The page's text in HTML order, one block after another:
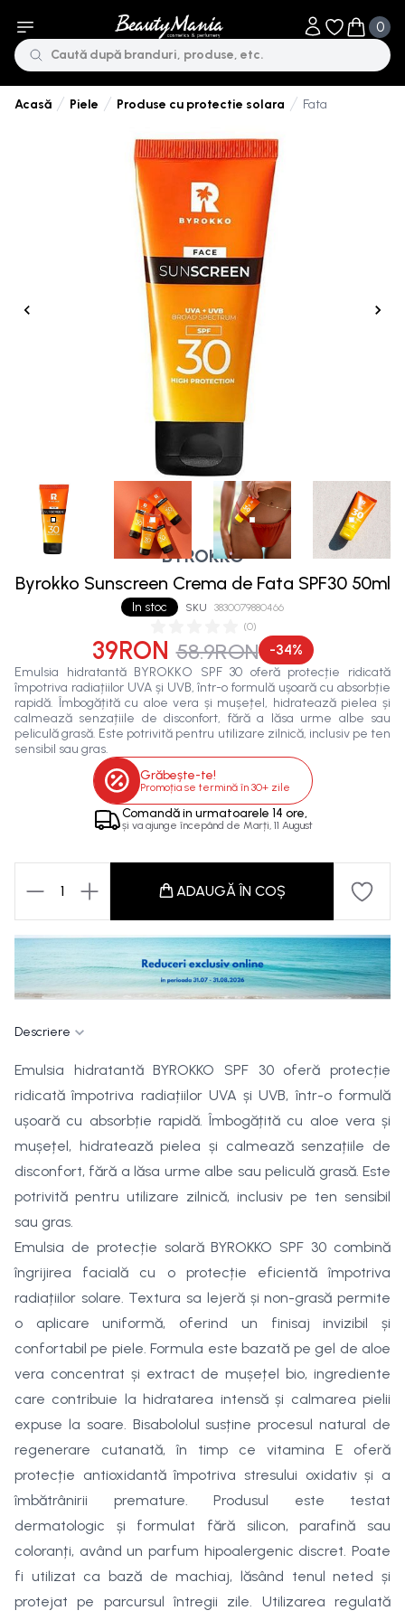
Obiecte în
0
Obiecte
Acasă Piele Produse cu protectie solara Fata
(0)
In stoc SKU 3830079880466
BYROKKO
Byrokko Sunscreen Crema de Fata SPF30 50ml
39RON 58.9RON -34%
Emulsia hidratantă BYROKKO SPF 30 oferă protecție ridicată
împotriva radiațiilor UVA și UVB, într-o formulă ușoară cu absorbție
rapidă. Îmbogățită cu aloe vera și mușețel, hidratează pielea și
calmează senzațiile de disconfort, fără a lăsa urme albe sau
peliculă grasă. Este potrivită pentru utilizare zilnică, inclusiv pe ten
sensibil sau gras.
Grăbește-te!
Promoția se termină în 30+ zile
Comandă in urmatoarele 14 ore,
și va ajunge începând de Marți, 11 August
1 ADAUGĂ ÎN COȘ
Descriere
Emulsia hidratantă BYROKKO SPF 30 oferă protecție
ridicată împotriva radiațiilor UVA și UVB, într-o formulă
ușoară cu absorbție rapidă. Îmbogățită cu aloe vera și
mușețel, hidratează pielea și calmează senzațiile de
disconfort, fără a lăsa urme albe sau peliculă grasă. Este
potrivită pentru utilizare zilnică, inclusiv pe ten sensibil
sau gras.
Emulsia de protecție solară BYROKKO SPF 30 combină
îngrijirea facială cu o protecție eficientă împotriva
radiațiilor solare. Textura sa lejeră și non-grasă permite
o aplicare uniformă, oferind un finisaj invizibil și
confortabil pe piele. Formula este bazată pe gel de aloe
vera concentrat și extract de mușețel bio, ingrediente
care contribuie la hidratarea intensă și calmarea pielii
expuse la soare. Bisabololul susține procesul natural de
regenerare cutanată, în timp ce vitamina E oferă
protecție antioxidantă împotriva stresului oxidativ și a
îmbătrânirii premature. Produsul este testat
dermatologic și formulat fără silicon, parafină sau
coloranți, având un parfum hipoalergenic discret. Poate
fi utilizat ca bază de machiaj, lăsând tenul neted și
protejat pe parcursul întregii zile. Utilizarea regulată